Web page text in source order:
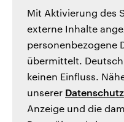
Mit Aktivierung des
externe Inhalte
personenbezogene
übermittelt.
keinen Einfluss.
unserer
Anzeige und die